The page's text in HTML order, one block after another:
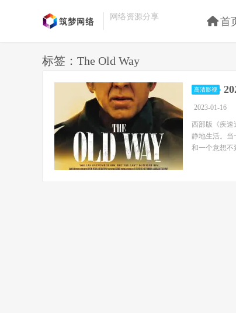
网络资源分享 首
标签：The Old Way
高清影视
2023-01-16
西部版《疾速
静地生活。当
和一个意想